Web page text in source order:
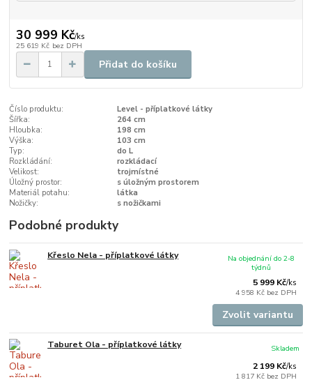
30 999 Kč/ks
25 619 Kč bez DPH
Přidat do košíku
Číslo produktu:
Level - příplatkové látky
Šířka:
264 cm
Hloubka:
198 cm
Výška:
103 cm
Typ:
do L
Rozkládání:
rozkládací
Velikost:
trojmístné
Úložný prostor:
s úložným prostorem
Materiál potahu:
látka
Nožičky:
s nožičkami
Podobné produkty
Křeslo Nela - příplatkové látky
5 999 Kč/ks
4 958 Kč bez DPH
Na objednání do 2-8
týdnů
Zvolit variantu
Taburet Ola - příplatkové látky
2 199 Kč/ks
1 817 Kč bez DPH
Skladem